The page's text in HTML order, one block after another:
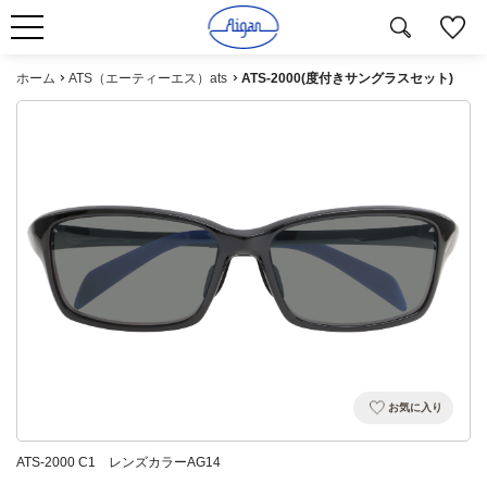
ホーム ATS（エーティーエス）ats ATS-2000(度付きサングラスセット)
お気に入り
ATS-2000 C1 レンズカラーAG14